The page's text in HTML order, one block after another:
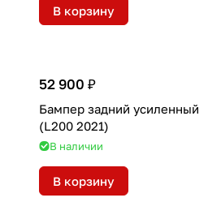
В корзину
52 900 ₽
Бампер задний усиленный
(L200 2021)
В наличии
В корзину